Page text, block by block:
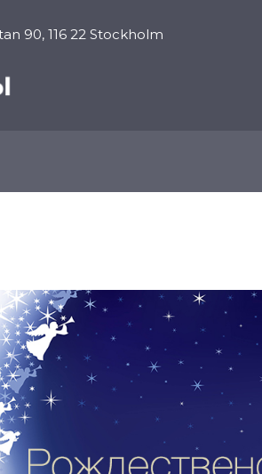
90, 116 22 Stockholm